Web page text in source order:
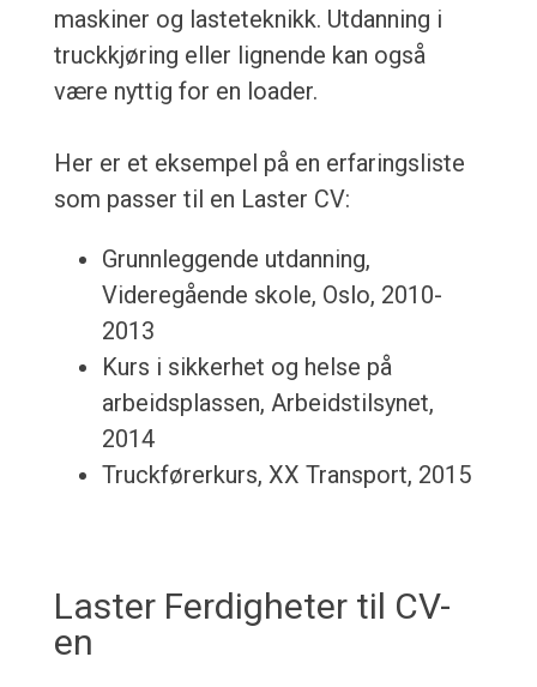
maskiner og lasteteknikk. Utdanning i
truckkjøring eller lignende kan også
være nyttig for en loader.
Her er et eksempel på en erfaringsliste
som passer til en Laster CV:
Grunnleggende utdanning,
Videregående skole, Oslo, 2010-
2013
Kurs i sikkerhet og helse på
arbeidsplassen, Arbeidstilsynet,
2014
Truckførerkurs, XX Transport, 2015
Laster Ferdigheter til CV-
en